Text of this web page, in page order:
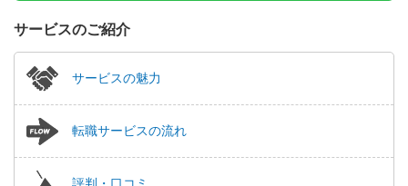
サービスのご紹介
サービスの魅力
転職サービスの流れ
評判・口コミ